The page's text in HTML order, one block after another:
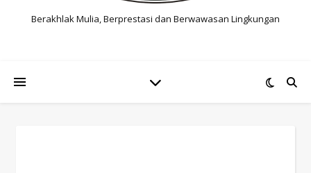
Berakhlak Mulia, Berprestasi dan Berwawasan Lingkungan